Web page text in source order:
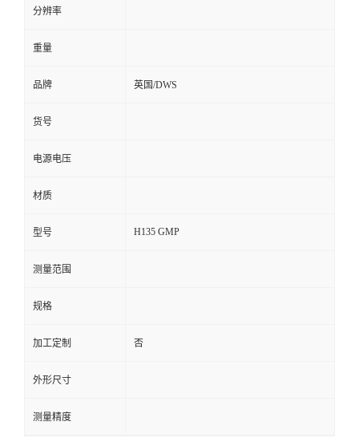
分辨率
重量
品牌 英国/DWS
货号
电源电压
材质
型号 H135 GMP
测量范围
规格
加工定制 否
外形尺寸
测量精度